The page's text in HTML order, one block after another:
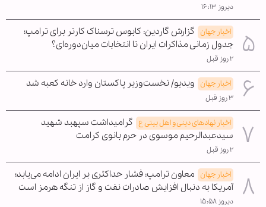
دیروز ۱۶:۱۳
اخبار جهان گزارش گاردین: کابوس ترسناک کارتر برای ترامپ؛
جدول زمانی مذاکرات ایران تا انتخابات میان‌دوره‌ای؟
۲ روز قبل
اخبار جهان ویدیو/ نخست‌وزیر پاکستان وارد خانه کعبه شد
۳ روز قبل
اخبار نهادهای دینی و اهل بیتی ع گرامیداشت سپهبد شهید
سیدعبدالرحیم موسوی در حرم بانوی کرامت
۲ روز قبل
اخبار جهان معاون ترامپ: فشار حداکثری بر ایران ادامه می‌یابد؛
آمریکا به دنبال افزایش صادرات نفت و گاز از تنگه هرمز است
دیروز ۱۵:۵۸